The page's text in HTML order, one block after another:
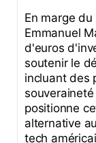
En marge
Emmanuel
d'euros
soutenir le
incluant des
positionne
alternative
tech